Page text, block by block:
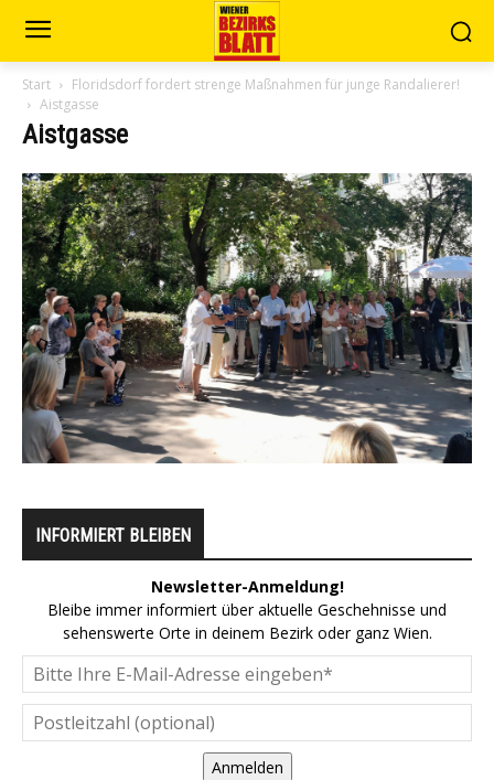
Start
Floridsdorf fordert strenge Maßnahmen für junge Randalierer!
Aistgasse
Aistgasse
INFORMIERT BLEIBEN
Newsletter-Anmeldung!
Bleibe immer informiert über aktuelle Geschehnisse und
sehenswerte Orte in deinem Bezirk oder ganz Wien.
Anmelden